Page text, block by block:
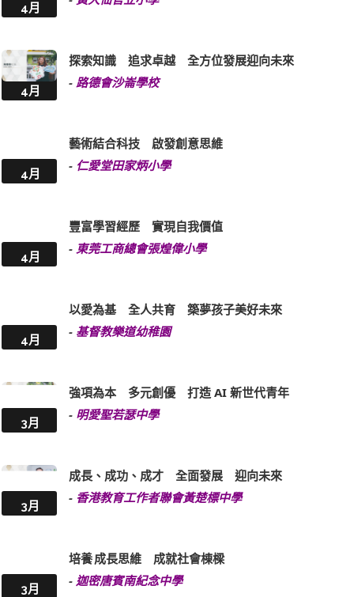
4月
4月
探索知識 追求卓越 全方位發展迎向未來
- 路德會沙崙學校
4月
藝術結合科技 啟發創意思維
- 仁愛堂田家炳小學
4月
豐富學習經歷 實現自我價值
- 東莞工商總會張煌偉小學
4月
以愛為基 全人共育 築夢孩子美好未來
- 基督教樂道幼稚園
3月
強項為本 多元創優 打造 AI 新世代青年
- 明愛聖若瑟中學
3月
成長、成功、成才 全面發展 迎向未來
- 香港教育工作者聯會黃楚標中學
3月
培養 成長思維 成就社會棟樑
- 迦密唐賓南紀念中學